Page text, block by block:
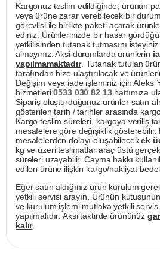
Kargonuz teslim edildiğinde, ürünün
veya ürüne zarar verebilecek bir
görevlisi ile birlikte paketi açarak
ediniz. Ürünlerinizde bir hasar
yetkilisinden tutanak tutmasını
almayınız. Aksi durumlarda ürünlerin
yapılmamaktadır. Tutanak tutulan
tarafından bize ulaştırılacak ve
Değişim veya iade işleminiz için Afeks
hizmetleri0533 030 82 13hattımıza
Sipariş oluşturduğunuz ürünler satın
gösterilen tarih / tarihler arasında
Kargo teslim süreleri, kargoya veriliş
mesafelere göre değişiklik gösterebilir.
mesafelerden dolayı oluşabilecekek
kg ve üzeri teslimatlar araç üstü
süreleri uzayabilir. Cayma hakkı
edilen ürüne ilişkin kargo/nakliyat
Eğer satın aldığınız ürün kurulum
yetkili servisi arayın. Ürünün kutusunun
ve kurulum işlemi mutlaka yetkili servis
yapılmalıdır. Aksi taktirde ürününüz
kalır.